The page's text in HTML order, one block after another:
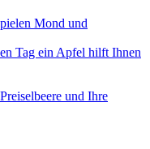
Mond und
Tag ein Apfel hilft Ihnen
und Ihre